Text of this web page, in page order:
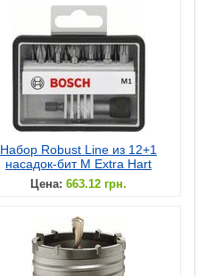
Набор Robust Line из 12+1
насадок-бит M Extra Hart
Цена: 663.12 грн.